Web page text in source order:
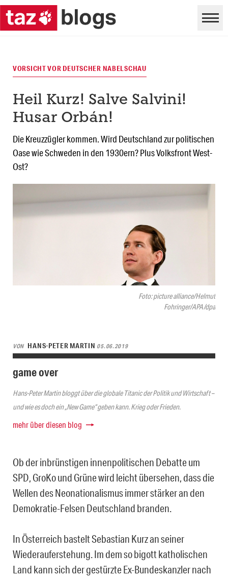
Foto: picture alliance/Helmut
Fohringer/APA/dpa
VORSICHT VOR DEUTSCHER NABELSCHAU
Heil Kurz! Salve Salvini!
Husar Orbán!
Die Kreuzzügler kommen. Wird Deutschland zur politischen
Oase wie Schweden in den 1930ern? Plus Volksfront West-
Ost?
VON HANS-PETER MARTIN 05.06.2019
game over
Hans-Peter Martin bloggt über die globale Titanic der Politik und Wirtschaft –
und wie es doch ein „New Game“ geben kann. Krieg oder Frieden.
mehr über diesen blog
Ob der inbrünstigen innenpolitischen Debatte um
SPD, GroKo und Grüne wird leicht übersehen, dass die
Wellen des Neonationalismus immer stärker an den
Demokratie-Felsen Deutschland branden.
In Österreich bastelt Sebastian Kurz an seiner
Wiederauferstehung. Im dem so bigott katholischen
Land kann sich der gestürzte Ex-Bundeskanzler nach